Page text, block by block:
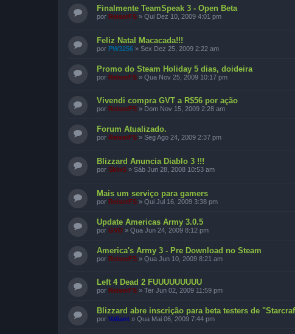
Finalmente TeamSpeak 3 - Open Beta
por ReiserFS » Qui Dez 10, 2009 4:01 pm
Feliz Natal Macacada!!!
por PW3256 » Sex Dez 25, 2009 2:22 am
Promo do Steam Holiday 5 dias, doideira
por ReiserFS » Qua Nov 25, 2009 10:17 pm
Vivendi compra GVT a R$56 por ação
por ReiserFS » Dom Nov 15, 2009 2:28 am
Forum Atualizado.
por ReiserFS » Seg Ago 24, 2009 2:37 pm
Blizzard Anuncia Diablo 3 !!!
por SkInS » Sáb Jun 28, 2008 10:53 am
Mais um serviço para gamers
por ReiserFS » Qui Jul 16, 2009 3:38 pm
Update Americas Army 3.0.5
por GVD » Qua Jun 24, 2009 8:12 pm
America's Army 3 - Pre Download no Steam
por ReiserFS » Qua Jun 10, 2009 8:21 am
Left 4 Dead 2 FUUUUUUUUU
por ReiserFS » Ter Jun 02, 2009 11:59 pm
Blizzard abre inscrição para beta testers de
por Valiant » Qua Mai 06, 2009 7:44 pm